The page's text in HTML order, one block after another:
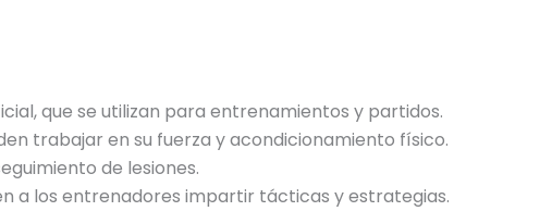
que se utilizan para entrenamientos y partidos.
trabajar en su fuerza y acondicionamiento físico.
de lesiones.
a los entrenadores impartir tácticas y estrategias.